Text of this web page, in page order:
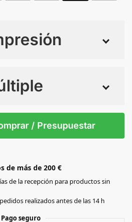
/ Presupuestar
de más de 200 €
de la recepción para productos sin
realizados antes de las 14 h
Pago seguro